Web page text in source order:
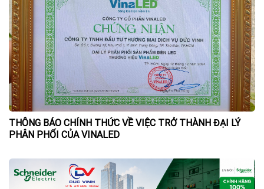
THÔNG BÁO CHÍNH THỨC VỀ VIỆC TRỞ THÀNH ĐẠI LÝ
PHÂN PHỐI CỦA VINALED